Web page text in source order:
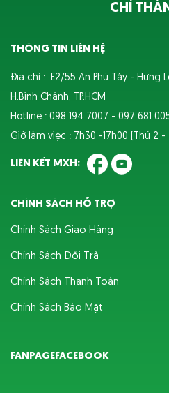
CHÍ
THÔNG TIN LIÊN HỆ
Địa chỉ : E2/55 An Phú Tây - Hưng
H.Bình Chánh, TP.HCM
Hotline : 098 194 7007 - 097 681
Giờ làm việc : 7h30 -17h00 (Thứ 2 -
LIÊN KẾT MXH:
CHÍNH SÁCH HỖ TRỢ
Chính Sách Giao Hàng
Chính Sách Đổi Trả
Chính Sách Thanh Toán
Chính Sách Bảo Mật
FANPAGEFACEBOOK